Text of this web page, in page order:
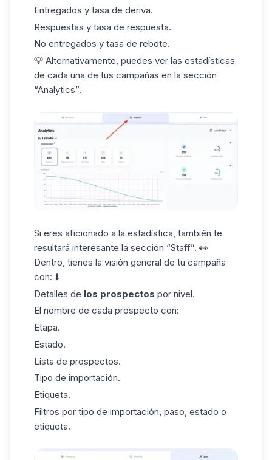
Entregados y tasa de deriva.
Respuestas y tasa de respuesta.
No entregados y tasa de rebote.
💡 Alternativamente, puedes ver las estadísticas
de cada una de tus campañas en la sección
“Analytics”.
Si eres aficionado a la estadística, también te
resultará interesante la sección “Staff”. 👀
Dentro, tienes la visión general de tu campaña
con: ⬇️
Detalles de los prospectos por nivel.
El nombre de cada prospecto con:
Etapa.
Estado.
Lista de prospectos.
Tipo de importación.
Etiqueta.
Filtros por tipo de importación, paso, estado o
etiqueta.